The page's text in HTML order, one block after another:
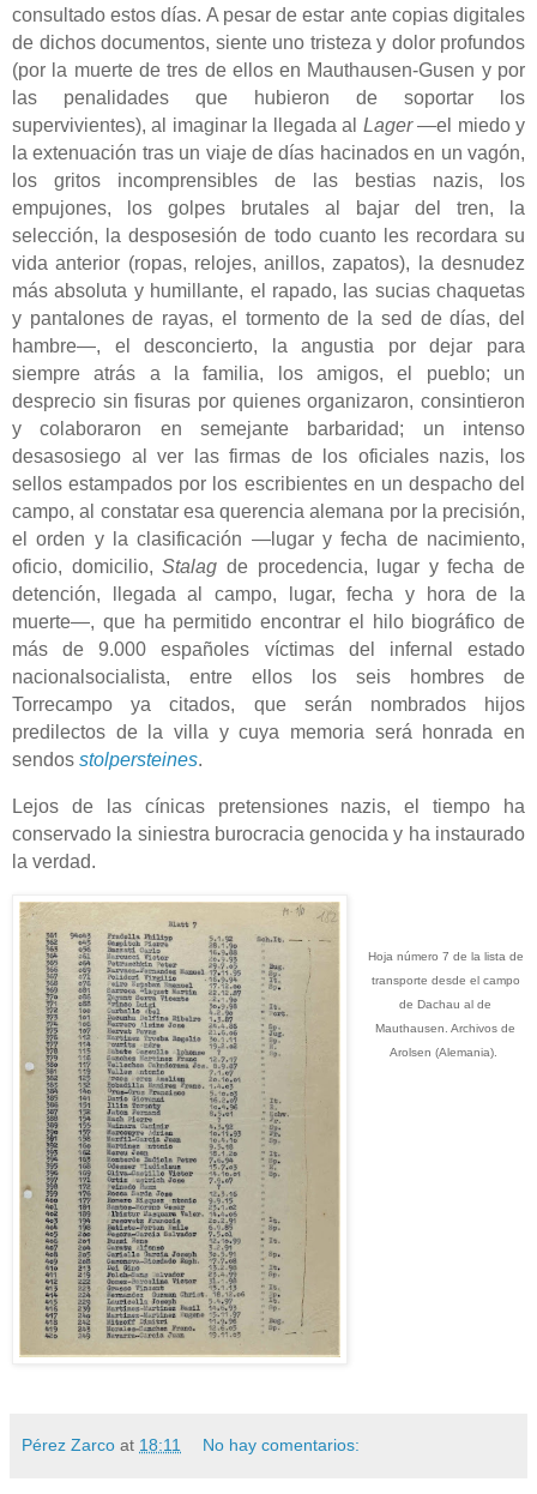
consultado estos días. A pesar de estar ante copias digitales
de dichos documentos, siente uno tristeza y dolor profundos
(por la muerte de tres de ellos en Mauthausen-Gusen y por
las penalidades que hubieron de soportar los
supervivientes),al imaginar la llegada al Lager—el miedo y
la extenuación tras un viaje de días hacinados en un vagón,
los gritos incomprensibles de las bestias nazis, los
empujones, los golpes brutales al bajar del tren, la
selección, la desposesión de todo cuanto les recordara su
vida anterior (ropas, relojes, anillos, zapatos), la desnudez
más absoluta y humillante, el rapado, las sucias chaquetas
y pantalones de rayas, el tormento de la sed de días, del
hambre—, eldesconcierto, laangustia por dejar para
siempre atrás a
la familia, los amigos,el pueblo; un
desprecio sin fisuras por quienes organizaron, consintieron
y colaboraron en semejante barbaridad; un intenso
desasosiego al ver las firmas de los oficiales nazis,
los
sellos estampados por los escribientes en un despacho del
campo,al constatar esa querencia alemana por la precisión,
el orden y la clasificación —lugar y fecha de nacimiento,
oficio, domicilio,Stalag de procedencia, lugar y fecha de
detención, llegada al campo, lugar, fecha y hora de
la
muerte—, que ha permitido encontrar el hilo biográfico de
más de 9.000españoles víctimas del infernal estado
nacionalsocialista, entre ellos
los seis hombres de
Torrecampo ya citados, que serán nombrados hijos
predilectos de la villa y cuya memoria será honradaen
sendos stolpersteines.
Lejos de las cínicas pretensiones nazis,el tiempo ha
conservado la siniestra burocracia genociday ha instaurado
la verdad.
Hoja número 7 de la lista de
transporte desde el campo
de Dachau al de
Mauthausen. Archivos de
Arolsen (Alemania).
Pérez Zarco at 18:11 No hay comentarios: